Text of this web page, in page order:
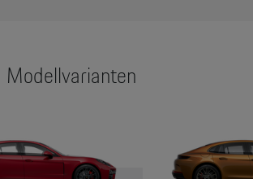
Modellvarianten